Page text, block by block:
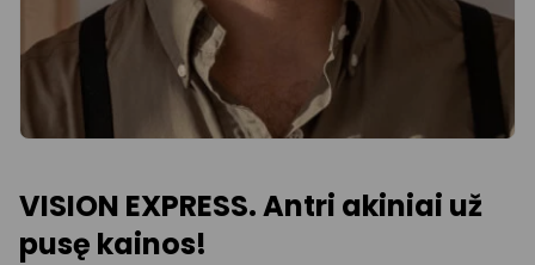
VISION EXPRESS. Antri akiniai už
pusę kainos!